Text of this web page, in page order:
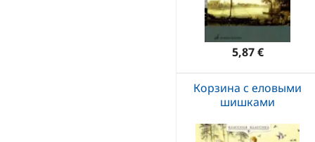
5,87 €
Корзина с еловыми
шишками